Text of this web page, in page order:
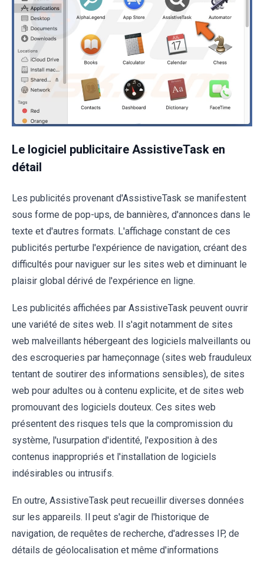
Le logiciel publicitaire AssistiveTask en
détail
Les publicités provenant d'AssistiveTask se manifestent
sous forme de pop-ups, de bannières, d'annonces dans le
texte et d'autres formats. L'affichage constant de ces
publicités perturbe l'expérience de navigation, créant des
difficultés pour naviguer sur les sites web et diminuant le
plaisir global dérivé de l'expérience en ligne.
Les publicités affichées par AssistiveTask peuvent ouvrir
une variété de sites web. Il s'agit notamment de sites
web malveillants hébergeant des logiciels malveillants ou
des escroqueries par hameçonnage (sites web frauduleux
tentant de soutirer des informations sensibles), de sites
web pour adultes ou à contenu explicite, et de sites web
promouvant des logiciels douteux. Ces sites web
présentent des risques tels que la compromission du
système, l'usurpation d'identité, l'exposition à des
contenus inappropriés et l'installation de logiciels
indésirables ou intrusifs.
En outre, AssistiveTask peut recueillir diverses données
sur les appareils. Il peut s'agir de l'historique de
navigation, de requêtes de recherche, d'adresses IP, de
détails de géolocalisation et même d'informations